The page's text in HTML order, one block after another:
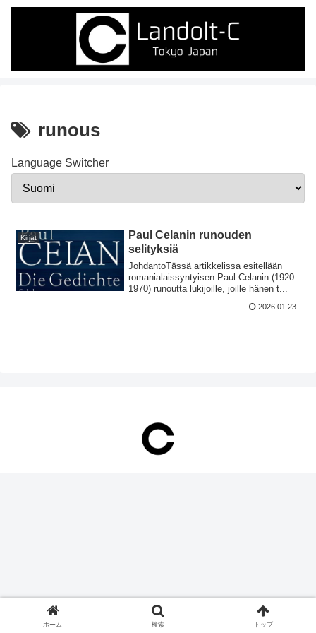
runous
Language Switcher
Kirjat
Paul Celanin runouden
selityksiä
​JohdantoTässä artikkelissa esitellään
romanialaissyntyisen Paul Celanin (1920–
1970) runoutta lukijoille, joille hänen t...
2026.01.23
ホーム 検索 トップ